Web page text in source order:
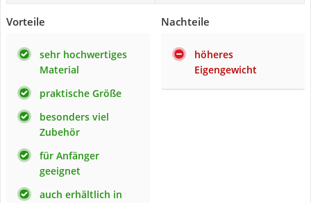
Vorteile
sehr hochwertiges
Material
praktische Größe
besonders viel
Zubehör
für Anfänger
geeignet
auch erhältlich in
Nachteile
höheres
Eigengewicht